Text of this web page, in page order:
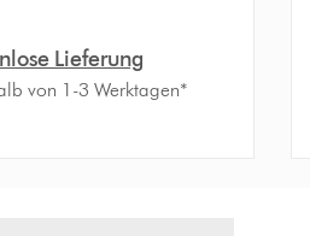
Lieferung
von 1-3 Werktagen*